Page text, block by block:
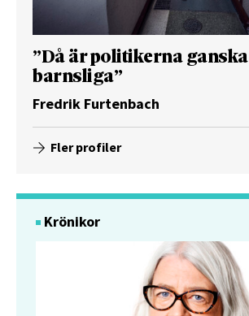
”Då är politikerna ganska
barnsliga”
Fredrik Furtenbach
Fler profiler
Krönikor